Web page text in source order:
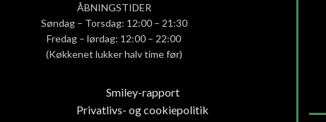
ÅBNINGSTIDER
Søndag – Torsdag: 12:00 – 21:30
Fredag – lørdag: 12:00 – 22:00
(Køkkenet lukker halv time før)
Smiley-rapport
Privatlivs- og cookiepolitik